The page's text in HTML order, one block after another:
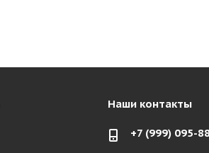
Наши контакты
+7 (999) 095-